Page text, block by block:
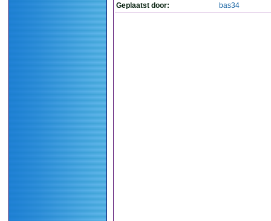
Geplaatst door: bas34